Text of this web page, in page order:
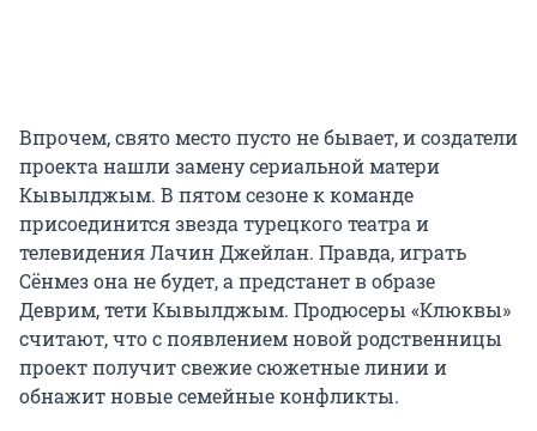
Впрочем, свято место пусто не бывает, и создатели
проекта нашли замену сериальной матери
Кывылджым. В пятом сезоне к команде
присоединится звезда турецкого театра и
телевидения Лачин Джейлан. Правда, играть
Сёнмез она не будет, а предстанет в образе
Деврим, тети Кывылджым. Продюсеры «Клюквы»
считают, что с появлением новой родственницы
проект получит свежие сюжетные линии и
обнажит новые семейные конфликты.